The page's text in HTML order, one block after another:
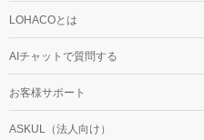
LOHACOとは
AIチャットで質問する
お客様サポート
ASKUL（法人向け）